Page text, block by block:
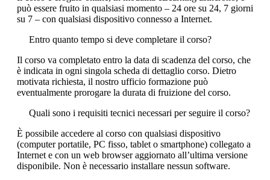
può essere fruito in qualsiasi momento – 24 ore su 24, 7 giorni
su 7 – con qualsiasi dispositivo connesso a Internet.
Entro quanto tempo si deve completare il corso?
Il corso va completato entro la data di scadenza del corso, che
è indicata in ogni singola scheda di dettaglio corso. Dietro
motivata richiesta, il nostro ufficio formazione può
eventualmente prorogare la durata di fruizione del corso.
Quali sono i requisiti tecnici necessari per seguire il corso?
È possibile accedere al corso con qualsiasi dispositivo
(computer portatile, PC fisso, tablet o smartphone) collegato a
Internet e con un web browser aggiornato all’ultima versione
disponibile. Non è necessario installare nessun software.